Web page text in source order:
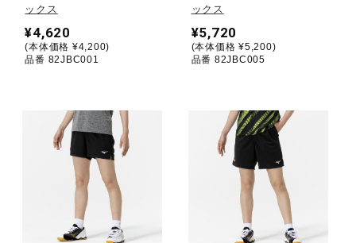
コラボ／ライセンス
セール
その他
サポート
ックス
¥4,620
(本体価格 ¥4,200)
品番 82JBC001
ックス
¥5,720
(本体価格 ¥5,200)
品番 82JBC005